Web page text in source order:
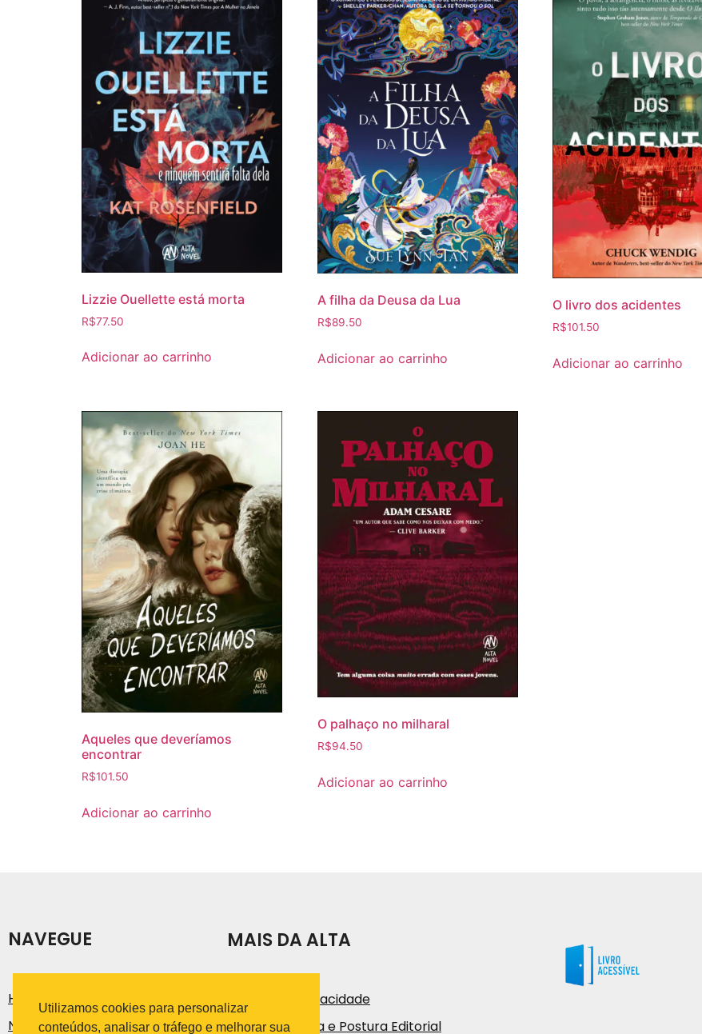
Lizzie Ouellette está morta
R$77.50
Adicionar ao carrinho
A filha da Deusa da Lua
R$89.50
Adicionar ao carrinho
O livro dos acidentes
R$101.50
Adicionar ao carrinho
Aqueles que deveríamos
encontrar
R$101.50
Adicionar ao carrinho
O palhaço no milharal
R$94.50
Adicionar ao carrinho
NAVEGUE
História
Notícias e Artigos
MAIS DA ALTA
Política de Privacidade
Código de Ética e Postura Editorial
Utilizamos cookies para personalizar
conteúdos, analisar o tráfego e melhorar sua